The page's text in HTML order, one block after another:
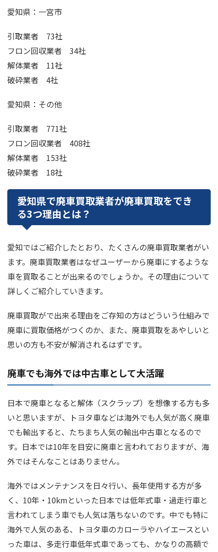
愛知県：一宮市
引取業者 73社
フロン回収業者 34社
解体業者 11社
破砕業者 4社
愛知県：その他
引取業者 771社
フロン回収業者 408社
解体業者 153社
破砕業者 18社
愛知県で廃車買取業者が廃車買取をでき
る3つ理由とは？
愛知ではご紹介したとおり、たくさんの廃車買取業者がい
ます。廃車買取業者はなぜユーザーから廃車にするような
車を買取ることが出来るのでしょうか。その理由について
詳しくご紹介していきます。
廃車買取がで出来る理由をご存知の方はどういう仕組みで
廃車に買取価格がつくのか、また、廃車買取をあやしいと
思いの方も不安が解消されるはずです。
廃車でも海外では中古車として大活躍
日本で廃車となると解体（スクラップ）を想像する方も多
いと思いますが、トヨタ車などは海外でも人気が高く廃車
でも輸出すると、たちまち人気の輸出中古車となるので
す。日本では10年を目安に廃車と言われておりますが、海
外ではそんなことはありません。
海外ではメンテナンスを日々行い、長年使用する方が多
く、10年・10kmといった日本では低年式車・過走行車と
言われてしまう車でも人気は落ちないのです。中でも特に
海外で人気のある、トヨタ車のカローラやハイエースとい
った車は、多走行車低年式車であっても、かなりの高額で